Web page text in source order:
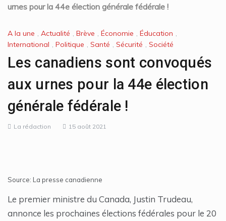
urnes pour la 44e élection générale fédérale !
A la une , Actualité , Brève , Économie , Éducation ,
International , Politique , Santé , Sécurité , Société
Les canadiens sont convoqués
aux urnes pour la 44e élection
générale fédérale !
La rédaction 15 août 2021
Source: La presse canadienne
Le premier ministre du Canada, Justin Trudeau,
annonce les prochaines élections fédérales pour le 20